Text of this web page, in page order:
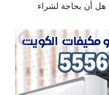
هل أن بحاجة لشراء